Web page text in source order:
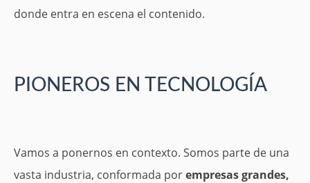
donde entra en escena el contenido.
PIONEROS EN TECNOLOGÍA
Vamos a ponernos en contexto. Somos parte de una
vasta industria, conformada porempresas grandes,